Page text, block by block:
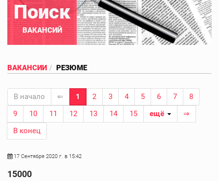
Поиск
ВАКАНСИЙ
ВАКАНСИИ РЕЗЮМЕ
В начало ⇐ 1 2 3 4 5 6 7
8
9
10 11 12 13 14 15 ещё
⇒
В конец
17 Сентября 2020 г. в 15:42
15000